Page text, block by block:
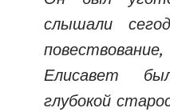
слышали
Елисавет
глубокой